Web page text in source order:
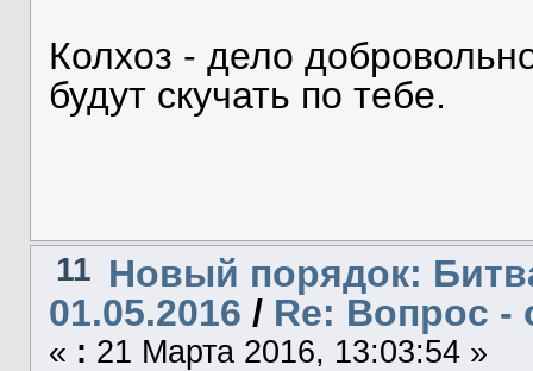
Колхоз - дело
будут скучать по тебе.
11 Новый порядок:
01.05.2016 / Re: Вопрос -
« : 21 Марта 2016, 13:03:54 »